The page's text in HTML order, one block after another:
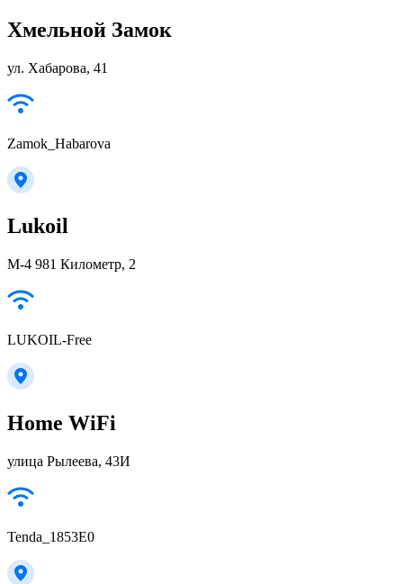
Хмельной Замок
ул. Хабарова, 41
Zamok_Habarova
Lukoil
М-4 981 Километр, 2
LUKOIL-Free
Home WiFi
улица Рылеева, 43И
Tenda_1853E0